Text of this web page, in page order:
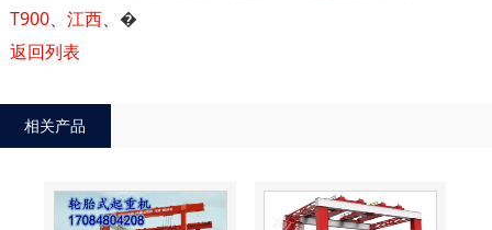
T900、 江西、 �
返回列表
相关产品